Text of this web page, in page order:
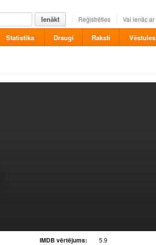
Ienākt Reģistrēties Vai ienāc ar
Statistika Draugi Raksti Vēstules
IMDB vērtējums: 5.9